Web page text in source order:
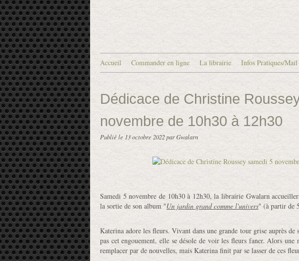
Accueil Commander en ligne La librairie Infos Pratiques/Mail
Dédicace de Christine
novembre de 10h30 à 12h30
Publié le 13 octobre 2022par Gwalarn
Samedi 5 novembre de 10h30 à 12h30, la librairie Gwalarn
la sortie de son album "Un jardin grand comme l'univers" (à partir de
Katerina adore les fleurs. Vivant dans une grande tour griseauprès de
pas cet engouement, elle se désole de voir les fleurs faner. Alors une
remplacer par de nouvelles, mais Katerina finit par se lasser de ces